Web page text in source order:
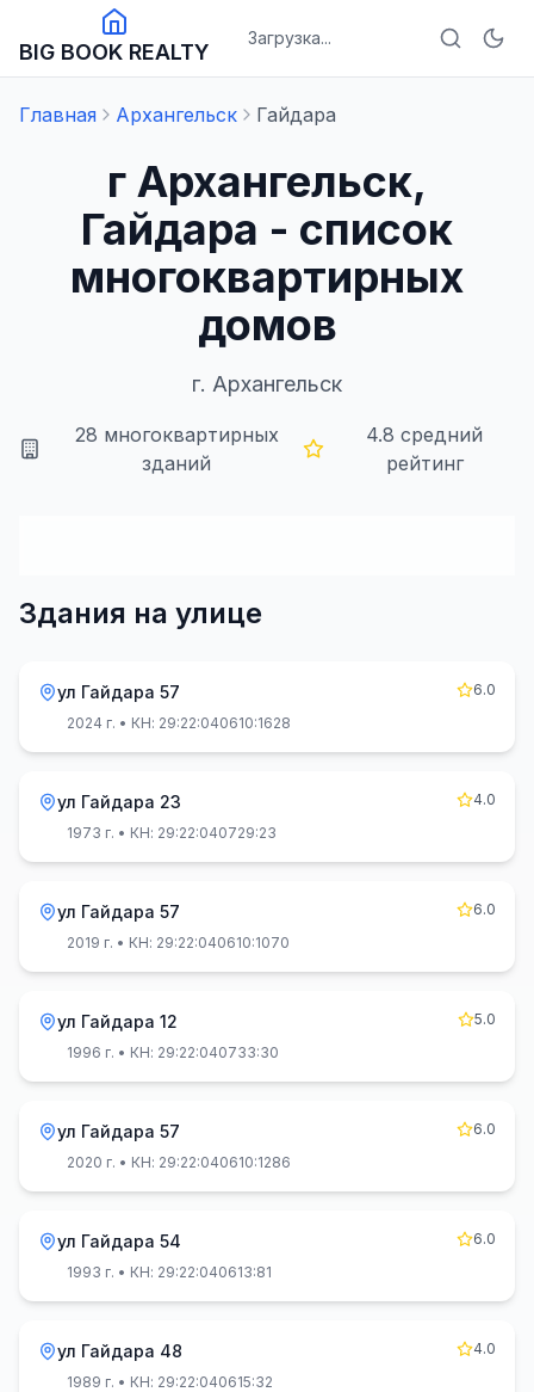
BIG BOOK REALTY
Загрузка...
Главная Архангельск Гайдара
г Архангельск,
Гайдара - список
многоквартирных
домов
г. Архангельск
28 многоквартирных
зданий
4.8 средний
рейтинг
Здания на улице
ул Гайдара 57
6.0
2024 г. • КН: 29:22:040610:1628
ул Гайдара 23
4.0
1973 г. • КН: 29:22:040729:23
ул Гайдара 57
6.0
2019 г. • КН: 29:22:040610:1070
ул Гайдара 12
5.0
1996 г. • КН: 29:22:040733:30
ул Гайдара 57
6.0
2020 г. • КН: 29:22:040610:1286
ул Гайдара 54
6.0
1993 г. • КН: 29:22:040613:81
ул Гайдара 48
4.0
1989 г. • КН: 29:22:040615:32